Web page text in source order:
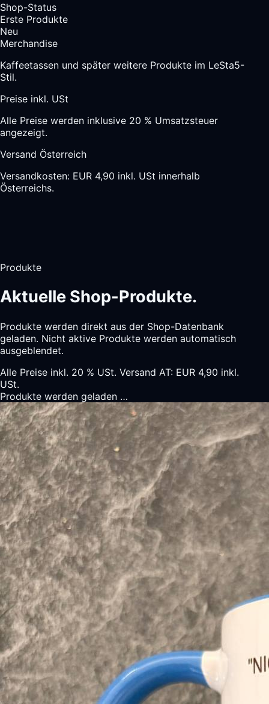
Shop-Status
Erste Produkte
Neu
Merchandise
Kaffeetassen und später weitere Produkte im LeSta5-
Stil.
Preise inkl. USt
Alle Preise werden inklusive 20 % Umsatzsteuer
angezeigt.
Versand Österreich
Versandkosten: EUR 4,90 inkl. USt innerhalb
Österreichs.
Produkte
Aktuelle Shop-Produkte.
Produkte werden direkt aus der Shop-Datenbank
geladen. Nicht aktive Produkte werden automatisch
ausgeblendet.
Alle Preise inkl. 20 % USt. Versand AT: EUR 4,90 inkl.
USt.
Produkte werden geladen …